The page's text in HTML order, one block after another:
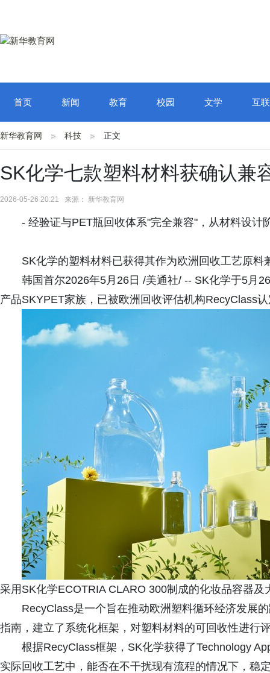
首页 新闻 教育 校园 文学 互
新华教育网 科技 正文
SK化学七款塑料材料获确认兼
2026-05-26 20:21 来源： 新华教育网
- 经验证与PET瓶回收体系"完全兼容"，从材料设计
SK化学的塑料材料已获得其作为欧洲回收工艺原料
韩国首尔2026年5月26日 /美通社/ -- SK化学于5月
产品SKYPET家族，已被欧洲回收评估机构RecyClass
采用SK化学ECOTRIA CLARO 300制成的化妆品容器及
RecyClass是一个旨在推动欧洲塑料循环经济发展
指南，建立了系统化框架，对塑料材料的可回收性进行
根据RecyClass框架，SK化学获得了Technology
实际回收工艺中，能否在不干扰现有流程的情况下，稳